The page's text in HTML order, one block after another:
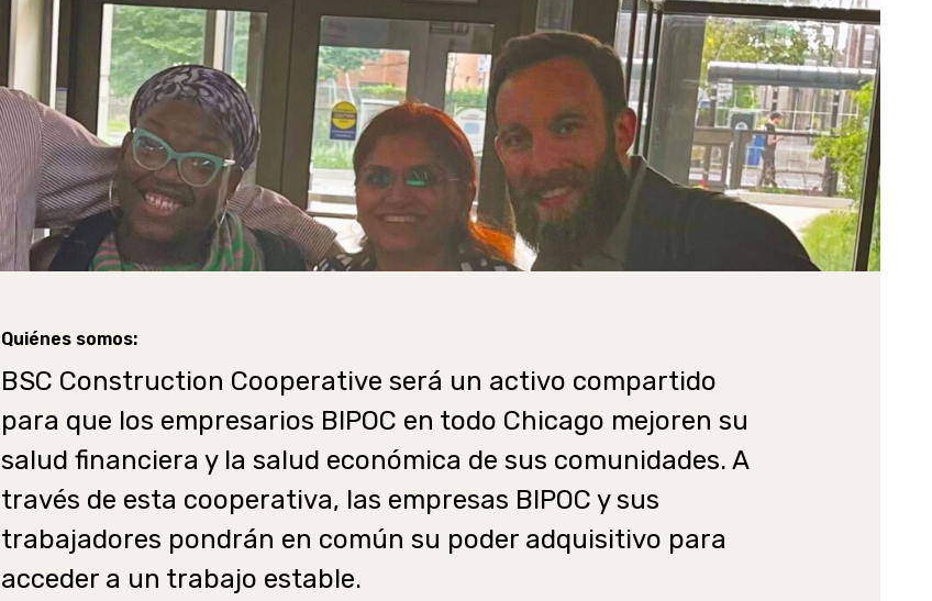
Quiénes somos:
BSC Construction Cooperative será un activo compartido
para que los empresarios BIPOC en todo Chicago mejoren su
salud financiera y la salud económica de sus comunidades. A
través de esta cooperativa, las empresas BIPOC y sus
trabajadores pondrán en común su poder adquisitivo para
acceder a un trabajo estable.